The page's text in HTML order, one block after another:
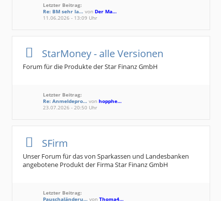
Letzter Beitrag:
Re: BM sehr la… von Der Ma…
11.06.2026 - 13:09 Uhr
StarMoney - alle Versionen
Forum für die Produkte der Star Finanz GmbH
Letzter Beitrag:
Re: Anmeldepro… von hopphe…
23.07.2026 - 20:50 Uhr
SFirm
Unser Forum für das von Sparkassen und Landesbanken
angebotene Produkt der Firma Star Finanz GmbH
Letzter Beitrag:
Pauschaländeru… von Thoma4…